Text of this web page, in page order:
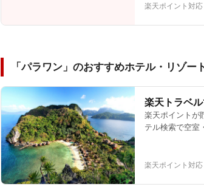
楽天ポイント対応
「パラワン」のおすすめホテル・リゾー
楽天トラベ
楽天ポイントが
テル検索で空室
楽天ポイント対応